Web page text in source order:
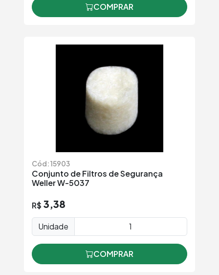
COMPRAR
Cód: 15903
Conjunto de Filtros de Segurança
Weller W-5037
R$ 3,38
Unidade
COMPRAR